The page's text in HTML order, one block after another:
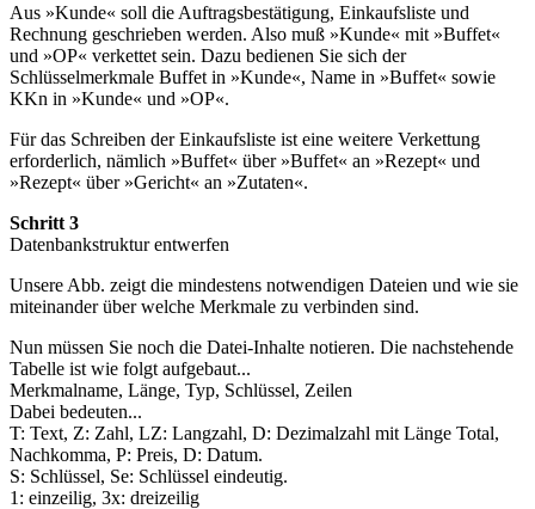
Aus »Kunde« soll die Auftragsbestätigung, Einkaufsliste und
Rechnung geschrieben werden. Also muß »Kunde« mit »Buffet«
und »OP« verkettet sein. Dazu bedienen Sie sich der
Schlüsselmerkmale Buffet in »Kunde«, Name in »Buffet« sowie
KKn in »Kunde« und »OP«.
Für das Schreiben der Einkaufsliste ist eine weitere Verkettung
erforderlich, nämlich »Buffet« über »Buffet« an »Rezept« und
»Rezept« über »Gericht« an »Zutaten«.
Schritt 3
Datenbankstruktur entwerfen
Unsere Abb. zeigt die mindestens notwendigen Dateien und wie sie
miteinander über welche Merkmale zu verbinden sind.
Nun müssen Sie noch die Datei-Inhalte notieren. Die nachstehende
Tabelle ist wie folgt aufgebaut...
Merkmalname, Länge, Typ, Schlüssel, Zeilen
Dabei bedeuten...
T: Text, Z: Zahl, LZ: Langzahl, D: Dezimalzahl mit Länge Total,
Nachkomma, P: Preis, D: Datum.
S: Schlüssel, Se: Schlüssel eindeutig.
1: einzeilig, 3x: dreizeilig